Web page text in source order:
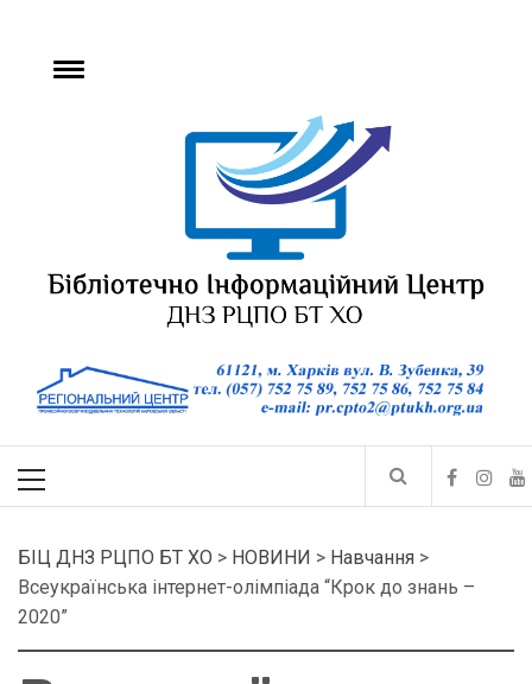
БІЦ ДНЗ РЦПО БТ
БІЦ ДНЗ РЦПО БТ ХО > НОВИНИ > Навчання >
Всеукраїнська інтернет-олімпіада “Крок до знань –
2020”